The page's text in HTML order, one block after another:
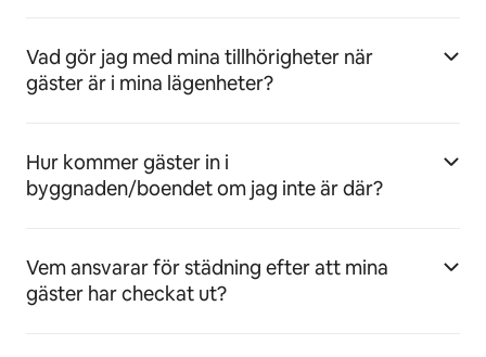
Vad gör jag med mina tillhörigheter när
gäster är i mina lägenheter?
Hur kommer gäster in i
byggnaden/boendet om jag inte är där?
Vem ansvarar för städning efter att mina
gäster har checkat ut?